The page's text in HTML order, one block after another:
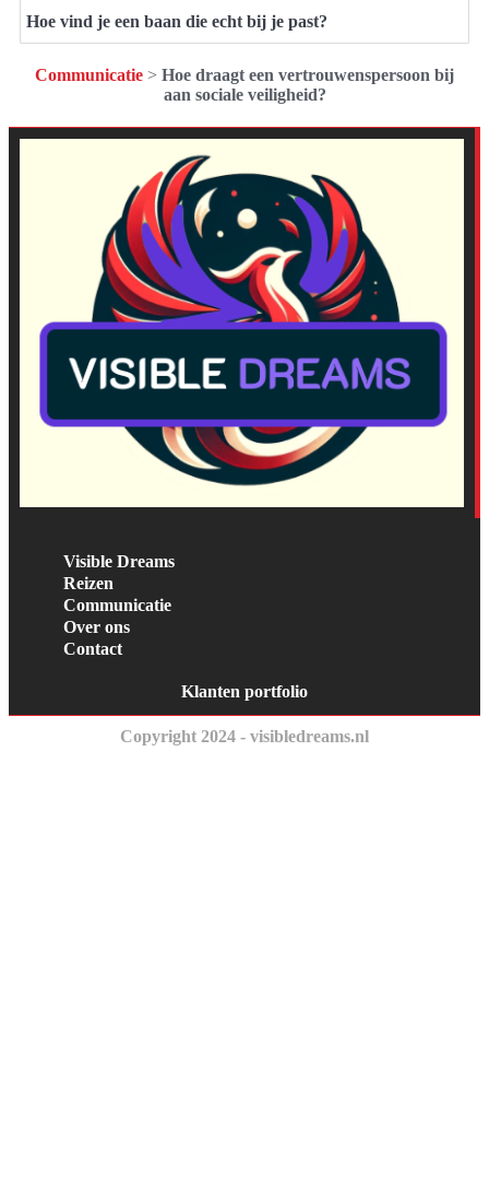
Hoe vind je een baan die echt bij je past?
Communicatie > Hoe draagt een vertrouwenspersoon bij
aan sociale veiligheid?
Visible Dreams
Reizen
Communicatie
Over ons
Contact
Klanten portfolio
Copyright 2024 - visibledreams.nl